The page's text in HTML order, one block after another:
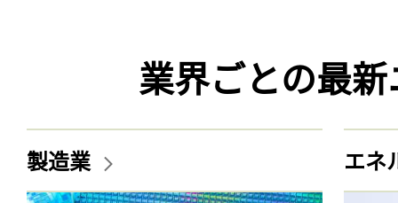
業界ごとの最
製造業 エネ